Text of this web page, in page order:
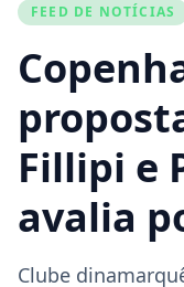
FEED DE NOTÍCIAS
Fillipi e
avalia
Clube